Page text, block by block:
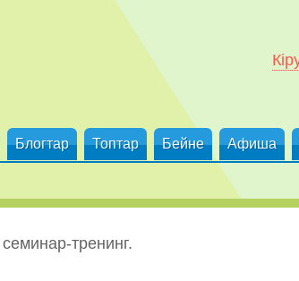
Блогтар Топтар Бейне Афиша
тренинг.